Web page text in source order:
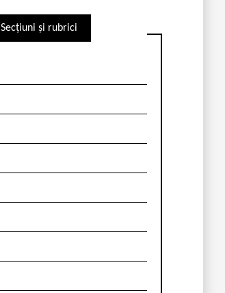
Secțiuni și rubrici